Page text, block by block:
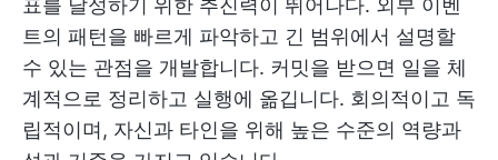
트의 패턴을 빠르게 파악하고 긴 범위에서 설명할
수 있는 관점을 개발합니다. 커밋을 받으면 일을 체
계적으로 정리하고 실행에 옮깁니다. 회의적이고 독
립적이며, 자신과 타인을 위해 높은 수준의 역량과